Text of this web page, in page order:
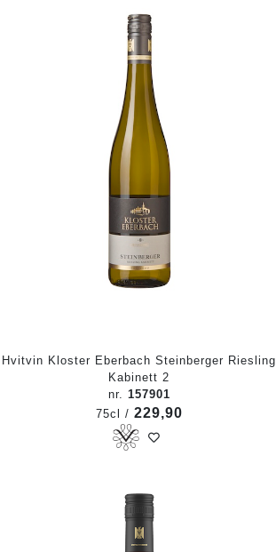
Hvitvin Kloster Eberbach Steinberger Riesling
Kabinett 2
nr. 157901
75cl / 229,90